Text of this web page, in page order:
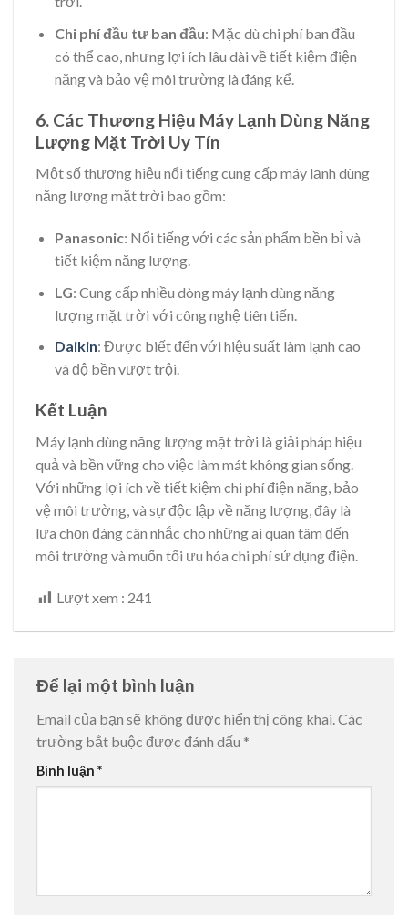
Chi phí đầu tư ban đầu: Mặc dù chi phí ban đầu
có thể cao, nhưng lợi ích lâu dài về tiết kiệm điện
năng và bảo vệ môi trường là đáng kể.
6. Các Thương Hiệu Máy Lạnh Dùng Năng
Lượng Mặt Trời Uy Tín
Một số thương hiệu nổi tiếng cung cấp máy lạnh dùng
năng lượng mặt trời bao gồm:
Panasonic: Nổi tiếng với các sản phẩm bền bỉ và
tiết kiệm năng lượng.
LG: Cung cấp nhiều dòng máy lạnh dùng năng
lượng mặt trời với công nghệ tiên tiến.
Daikin: Được biết đến với hiệu suất làm lạnh cao
và độ bền vượt trội.
Kết Luận
Máy lạnh dùng năng lượng mặt trời là giải pháp hiệu
quả và bền vững cho việc làm mát không gian sống.
Với những lợi ích về tiết kiệm chi phí điện năng, bảo
vệ môi trường, và sự độc lập về năng lượng, đây là
lựa chọn đáng cân nhắc cho những ai quan tâm đến
môi trường và muốn tối ưu hóa chi phí sử dụng điện.
Lượt xem : 241
Để lại một bình luận
Email của bạn sẽ không được hiển thị công khai.Các
trường bắt buộc được đánh dấu *
Bình luận *